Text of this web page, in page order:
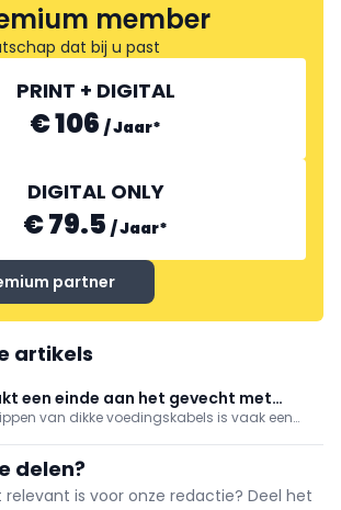
member
dat bij u past
PRINT + DIGITAL
€ 106 /Jaar*
DIGITAL ONLY
€ 79.5 /Jaar*
partner
artikels
een einde aan het gevecht met
van dikke voedingskabels is vaak een
om in gecontroleerde,
precisie.
delen?
relevant is voor onze redactie? Deel het